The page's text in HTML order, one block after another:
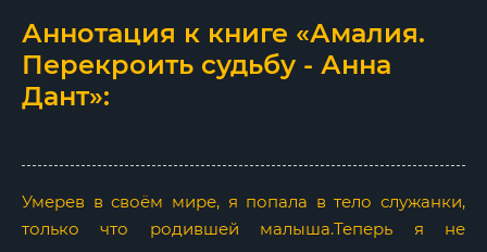
Аннотация к книге «Амалия.
Перекроить судьбу - Анна
Дант»:
Умерев в своём мире, я попала в тело служанки,
только что родившей малыша.Теперь я не